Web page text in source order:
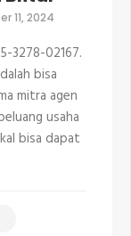
11, 2024
3278-02167.
bisa
mitra agen
usaha
bisa dapat